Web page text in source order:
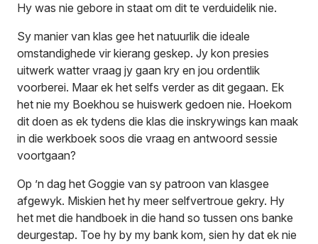
Hy was nie gebore in staat om dit te verduidelik nie.
Sy manier van klas gee het natuurlik die ideale
omstandighede vir kierang geskep. Jy kon presies
uitwerk watter vraag jy gaan kry en jou ordentlik
voorberei. Maar ek het selfs verder as dit gegaan. Ek
het nie my Boekhou se huiswerk gedoen nie. Hoekom
dit doen as ek tydens die klas die inskrywings kan maak
in die werkboek soos die vraag en antwoord sessie
voortgaan?
Op ’n dag het Goggie van sy patroon van klasgee
afgewyk. Miskien het hy meer selfvertroue gekry. Hy
het met die handboek in die hand so tussen ons banke
deurgestap. Toe hy by my bank kom, sien hy dat ek nie